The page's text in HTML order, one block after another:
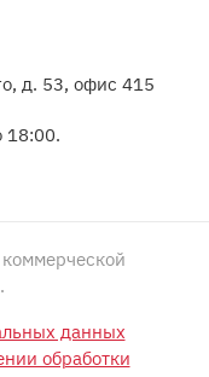
д. 53, офис 415
18:00.
данных
обработки